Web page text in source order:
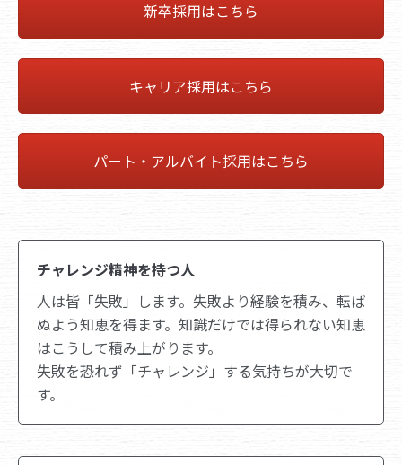
新卒採用はこちら
キャリア採用はこちら
パート・アルバイト採用はこちら
チャレンジ精神を持つ人
人は皆「失敗」します。失敗より経験を積み、転ば
ぬよう知恵を得ます。知識だけでは得られない知恵
はこうして積み上がります。
失敗を恐れず「チャレンジ」する気持ちが大切で
す。